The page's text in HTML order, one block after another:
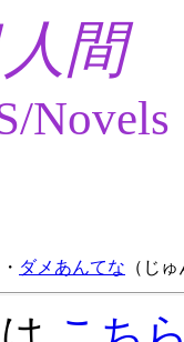
間
Novels
ダメあんてな （じ